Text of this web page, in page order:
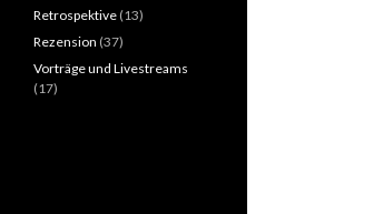
Retrospektive (13)
Rezension (37)
Vorträge und Livestreams
(17)